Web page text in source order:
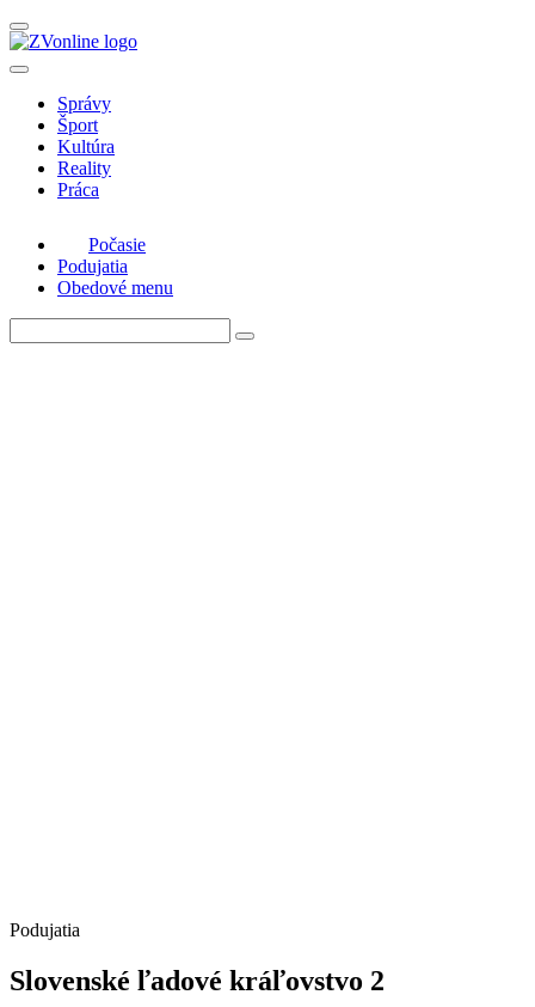
Správy
Šport
Kultúra
Reality
Práca
Počasie
Podujatia
Obedové menu
Podujatia
Slovenské ľadové kráľovstvo 2